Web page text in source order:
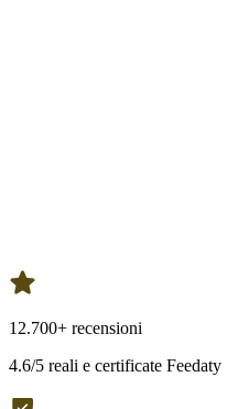
12.700+ recensioni
4.6/5 reali e certificate Feedaty